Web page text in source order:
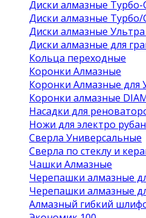
Диски алмазные Турбо-
Диски алмазные Турбо/
Диски алмазные
Диски алмазные для
Кольца переходные
Коронки Алмазные
Коронки Алмазные
Коронки алмазные
Насадки для
Ножи для электро
Сверла Универсальные
Сверла по стеклу и
Чашки Алмазные
Черепашки алмазные
Черепашки алмазные
Алмазный гибкий